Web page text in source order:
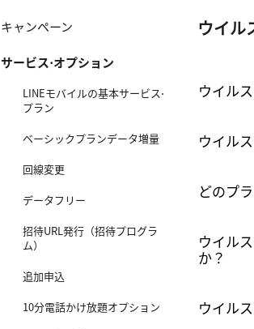
キャンペーン
サービス⋅オプション
LINEモバイルの基本サービス⋅
プラン
ベーシックプランデータ増量
回線変更
データフリー
招待URL発行（招待プログラ
ム）
追加申込
10分電話かけ放題オプション
ウイル
ウイル
ウイル
どのプ
ウイル
か？
ウイル